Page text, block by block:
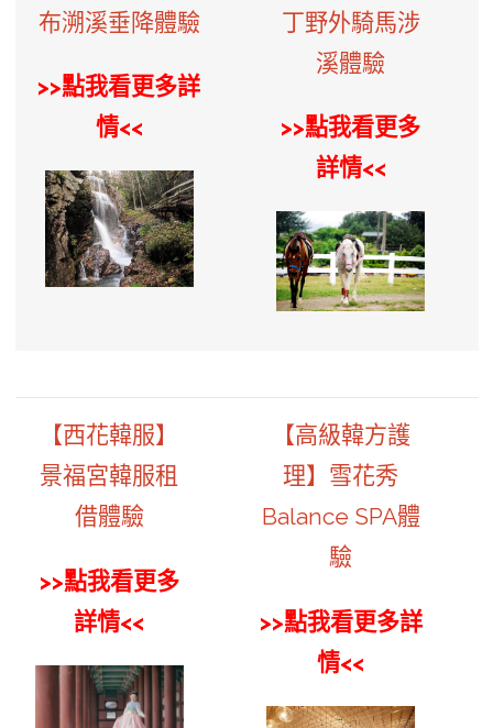
布溯溪垂降體驗
>>點我看更多詳
情<<
丁野外騎馬涉
溪體驗
>>點我看更多
詳情<<
【西花韓服】
景福宮韓服租
借體驗
>>點我看更多
詳情<<
【高級韓方護
理】雪花秀
Balance SPA體
驗
>>點我看更多詳
情<<